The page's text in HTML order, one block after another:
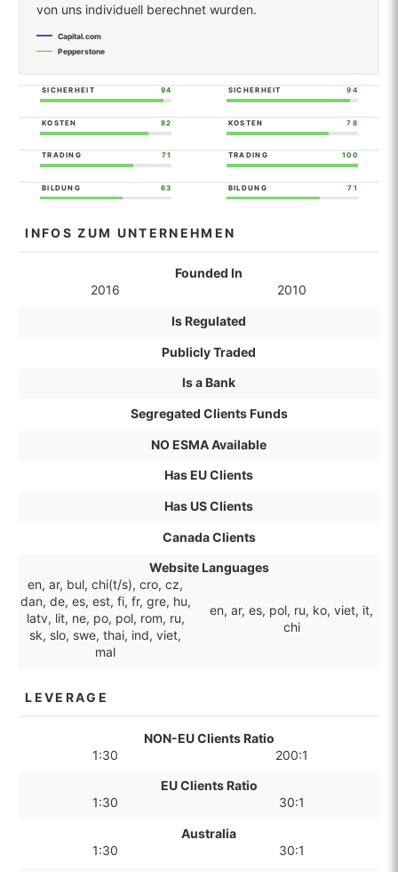
von uns individuell berechnet wurden.
Capital.com
Pepperstone
SICHERHEIT 94 SICHERHEIT 94
KOSTEN 82 KOSTEN 78
TRADING 71 TRADING 100
BILDUNG 63 BILDUNG 71
INFOS ZUM UNTERNEHMEN
Founded In
2016
2010
Is Regulated
Publicly Traded
Is a Bank
Segregated Clients Funds
NO ESMA Available
Has EU Clients
Has US Clients
Canada Clients
Website Languages
en, ar, bul, chi(t/s), cro, cz,
dan, de, es, est, fi, fr, gre, hu,
latv, lit, ne, po, pol, rom, ru,
sk, slo, swe, thai, ind, viet,
mal
en, ar, es, pol, ru, ko, viet, it,
chi
LEVERAGE
NON-EU Clients Ratio
1:30
200:1
EU Clients Ratio
1:30
30:1
Australia
1:30
30:1